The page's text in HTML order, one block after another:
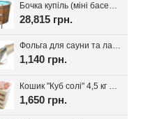
Бочка купіль (міні басейн) з дуба + PP вставка
28,815 грн.
Фольга для сауни та лазні на паперовій основі, 30 м.кв. Україна
1,140 грн.
1,650 грн.